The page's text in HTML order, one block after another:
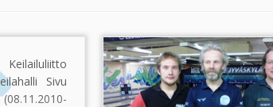
Sivu
Hurja meininki
sarjoja nähtiin kolme
Joonas Jehkisen, Kari Hurrin